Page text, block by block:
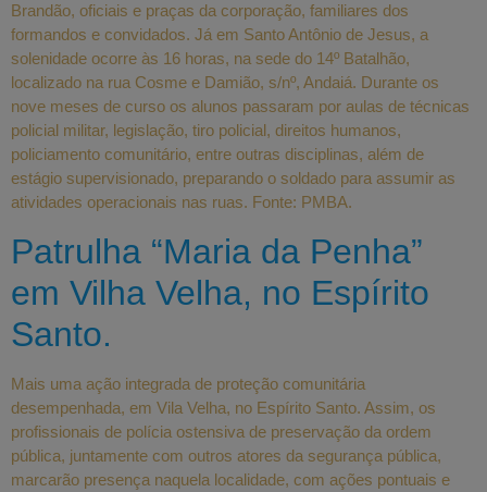
Brandão, oficiais e praças da corporação, familiares dos
formandos e convidados. Já em Santo Antônio de Jesus, a
solenidade ocorre às 16 horas, na sede do 14º Batalhão,
localizado na rua Cosme e Damião, s/nº, Andaiá. Durante os
nove meses de curso os alunos passaram por aulas de técnicas
policial militar, legislação, tiro policial, direitos humanos,
policiamento comunitário, entre outras disciplinas, além de
estágio supervisionado, preparando o soldado para assumir as
atividades operacionais nas ruas. Fonte: PMBA.
Patrulha “Maria da Penha”
em Vilha Velha, no Espírito
Santo.
Mais uma ação integrada de proteção comunitária
desempenhada, em Vila Velha, no Espírito Santo. Assim, os
profissionais de polícia ostensiva de preservação da ordem
pública, juntamente com outros atores da segurança pública,
marcarão presença naquela localidade, com ações pontuais e